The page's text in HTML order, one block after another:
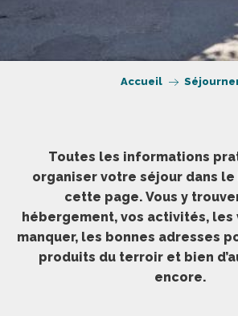
Accueil
Toutes les informations
organiser votre séjour dans le
cette page. Vous y
hébergement, vos activités, les
manquer, les bonnes adresses
produits du terroir et bien
encore.